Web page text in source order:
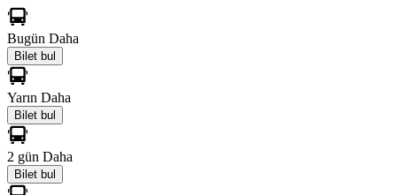
Bugün Daha
Bilet bul
Yarın Daha
Bilet bul
2 gün Daha
Bilet bul